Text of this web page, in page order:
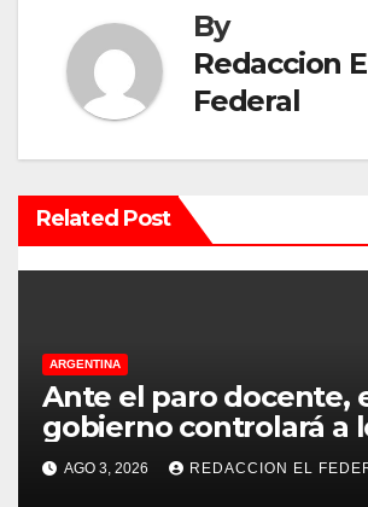
c
n
d
e
n
t
r
By
Redaccion
Federal
Related Post
ARGENTINA
Ante el paro docente,
gobierno controlará a
colegios para que
75% de cobertura
AGO 3, 2026 REDACCION EL